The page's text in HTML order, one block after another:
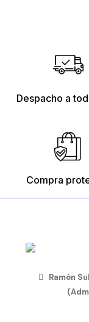
Despacho a
Compra
Ramón